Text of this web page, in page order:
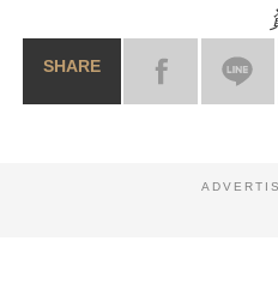
SHARE